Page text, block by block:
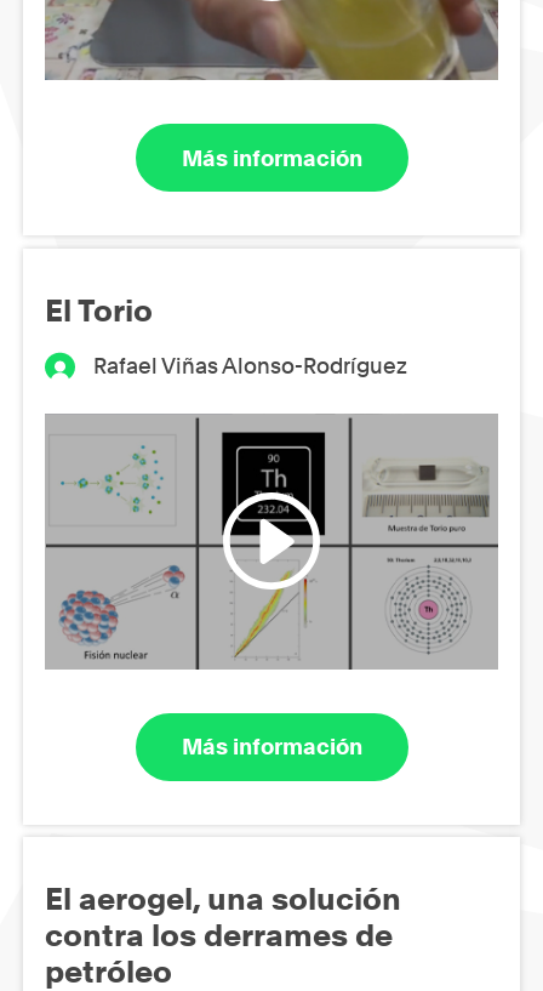
Más información
El Torio
Rafael Viñas Alonso-Rodríguez
Más información
El aerogel, una solución
contra los derrames de
petróleo